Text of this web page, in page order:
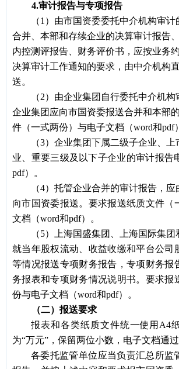
4.审计报告与专项报告
（1）由市国资委委托中介机构审
合并、本部和存续企业的决算审计报告
内控测评报告、财务评价书，应按业务
决算审计工作通知的要求，由中介机构
送。
（2）由企业集团自行委托中介机构
企业集团应向市国资委报送合并和本部
件（一式两份）与电子文档（word和pdf
（3）企业集团下属二级子企业、
业、重要三级及以下子企业的审计报告
pdf）。
（4）托管企业合并的审计报告，
向市国资委报送。要求报送纸质文件（
文档（word和pdf）。
（5）上海国盛集团、上海国际集
就当年股权流动、收益收缴和平台公司
等情况报送专项财务报告，专项财务报
务报表和专项财务情况说明书。要求报
份与电子文档（word和pdf）。
（二）报送要求
报表和各类纸质文件统一使用A4
为“万元” ，保留两位小数，电子文档通
各委托监管单位应当负责汇总所监